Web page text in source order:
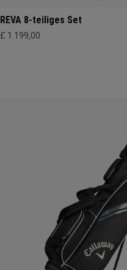
REVA 8-teiliges Set
£ 1.199,00